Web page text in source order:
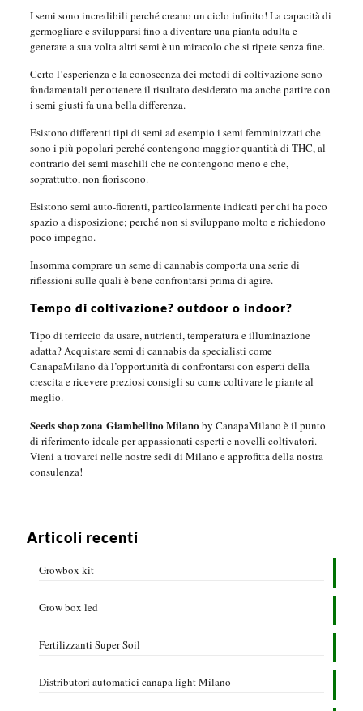
I semi sono incredibili perché creano un ciclo infinito! La capacità di
germogliare e svilupparsi fino a diventare una pianta adulta e
generare a sua volta altri semi è un miracolo che si ripete senza fine.
Certo l’esperienza e la conoscenza dei metodi di coltivazione sono
fondamentali per ottenere il risultato desiderato ma anche partire con
i semi giusti fa una bella differenza.
Esistono differenti tipi di semi ad esempio i semi femminizzati che
sono i più popolari perché contengono maggior quantità di THC, al
contrario dei semi maschili che ne contengono meno e che,
soprattutto, non fioriscono.
Esistono semi auto-fiorenti, particolarmente indicati per chi ha poco
spazio a disposizione; perché non si sviluppano molto e richiedono
poco impegno.
Insomma comprare un seme di cannabis comporta una serie di
riflessioni sulle quali è bene confrontarsi prima di agire.
Tempo di coltivazione? outdoor o indoor?
Tipo di terriccio da usare, nutrienti, temperatura e illuminazione
adatta? Acquistare semi di cannabis da specialisti come
CanapaMilano dà l’opportunità di confrontarsi con esperti della
crescita e ricevere preziosi consigli su come coltivare le piante al
meglio.
Seeds shop zona Giambellino Milano by CanapaMilano è il punto
di riferimento ideale per appassionati esperti e novelli coltivatori.
Vieni a trovarci nelle nostre sedi di Milano e approfitta della nostra
consulenza!
Articoli recenti
Growbox kit
Grow box led
Fertilizzanti Super Soil
Distributori automatici canapa light Milano